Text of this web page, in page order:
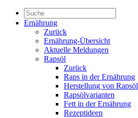
Ernährung
Zurück
Ernährung-Übersicht
Aktuelle Meldungen
Rapsöl
Zurück
Raps in der Ernährung
Herstellung von Rapsöl
Rapsölvarianten
Fett in der Ernährung
Rezeptideen